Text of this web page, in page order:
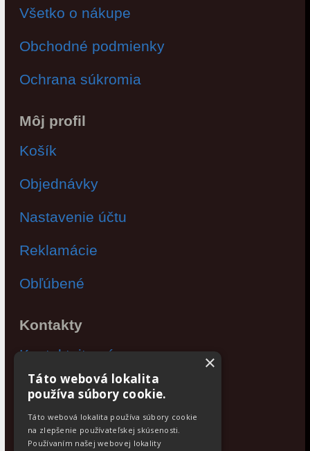
Všetko o nákupe
Obchodné podmienky
Ochrana súkromia
Môj profil
Košík
Objednávky
Nastavenie účtu
Reklamácie
Obľúbené
Kontakty
Kontaktujte nás
Po - Pia: 9:00 - 17:00
×
Táto webová lokalita
používa súbory cookie.
Táto webová lokalita používa súbory cookie
na zlepšenie používateľskej skúsenosti.
Používaním našej webovej lokality